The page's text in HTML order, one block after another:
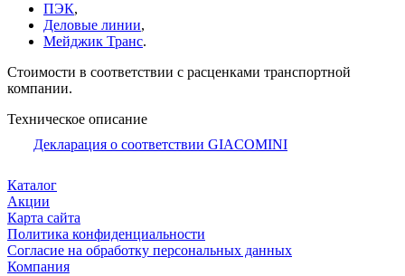
ПЭК,
Деловые линии,
Мейджик Транс.
Стоимости в соответствии с расценками транспортной
компании.
Техническое описание
Декларация о соответствии GIACOMINI
Каталог
Акции
Карта сайта
Политика конфиденциальности
Согласие на обработку персональных данных
Компания